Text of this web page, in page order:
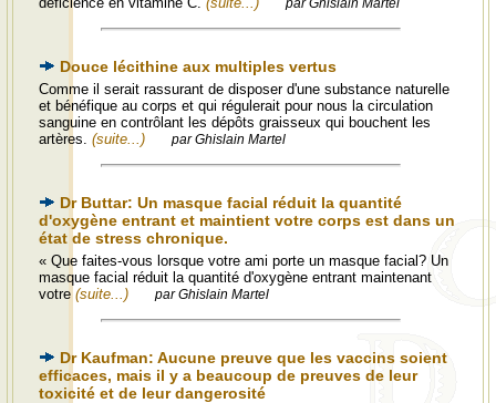
par Ghislain Martel
Douce lécithine aux multiples vertus
Comme il serait rassurant de disposer d'une substance naturelle
et bénéfique au corps et qui régulerait pour nous la circulation
sanguine en contrôlant les dépôts graisseux qui bouchent les
artères. (suite...) par Ghislain Martel
Dr Buttar: Un masque facial réduit la quantité
d'oxygène entrant et maintient votre corps est dans un
état de stress chronique.
« Que faites-vous lorsque votre ami porte un masque facial? Un
masque facial réduit la quantité d'oxygène entrant maintenant
votre (suite...) par Ghislain Martel
Dr Kaufman: Aucune preuve que les vaccins soient
efficaces, mais il y a beaucoup de preuves de leur
toxicité et de leur dangerosité